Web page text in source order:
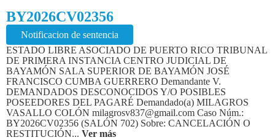
BY2026CV02356
Notificacion de sentencia
ESTADO LIBRE ASOCIADO DE PUERTO RICO TRIBUNAL
DE PRIMERA INSTANCIA CENTRO JUDICIAL DE
BAYAMÓN SALA SUPERIOR DE BAYAMÓN JOSÉ
FRANCISCO CUMBA GUERRERO Demandante V.
DEMANDADOS DESCONOCIDOS Y/O POSIBLES
POSEEDORES DEL PAGARÉ Demandado(a) MILAGROS
VASALLO COLÓN milagrosv837@gmail.com Caso Núm.:
BY2026CV02356 (SALÓN 702) Sobre: CANCELACIÓN O
RESTITUCIÓN... Ver más